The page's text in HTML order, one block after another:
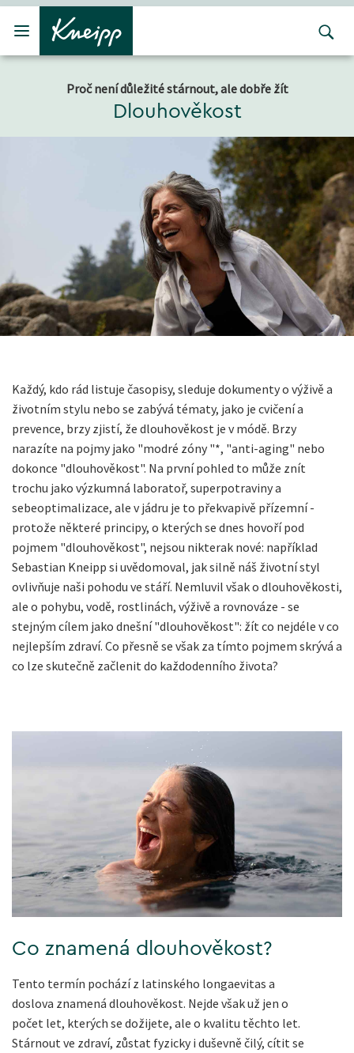
Přejít na hlavní obsah
Přejít na obsah patičky
Proč není důležité stárnout, ale dobře žít
Dlouhověkost
Každý, kdo rád listuje časopisy, sleduje dokumenty o výživě a
životním stylu nebo se zabývá tématy, jako je cvičení a
prevence, brzy zjistí, že dlouhověkost je v módě. Brzy
narazíte na pojmy jako "modré zóny "*, "anti-aging" nebo
dokonce "dlouhověkost". Na první pohled to může znít
trochu jako výzkumná laboratoř, superpotraviny a
sebeoptimalizace, ale v jádru je to překvapivě přízemní -
protože některé principy, o kterých se dnes hovoří pod
pojmem "dlouhověkost", nejsou nikterak nové: například
Sebastian Kneipp si uvědomoval, jak silně náš životní styl
ovlivňuje naši pohodu ve stáří. Nemluvil však o dlouhověkosti,
ale o pohybu, vodě, rostlinách, výživě a rovnováze - se
stejným cílem jako dnešní "dlouhověkost": žít co nejdéle v co
nejlepším zdraví. Co přesně se však za tímto pojmem skrývá a
co lze skutečně začlenit do každodenního života?
Co znamená dlouhověkost?
Tento termín pochází z latinského longaevitas a
doslova znamená dlouhověkost. Nejde však už jen o
počet let, kterých se dožijete, ale o kvalitu těchto let.
Stárnout ve zdraví, zůstat fyzicky i duševně čilý, cítit se